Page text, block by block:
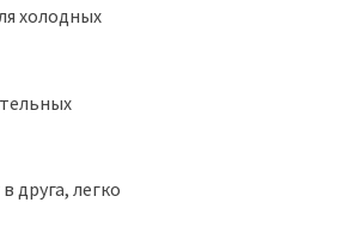
холодных
друга, легко